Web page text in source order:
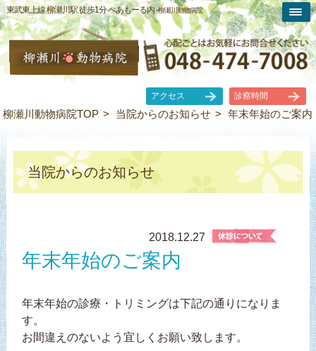
東武東上線 柳瀬川駅 徒歩1分 ぺあもーる内 -柳瀬川動物病院
アクセス 診察時間
柳瀬川動物病院TOP 当院からのお知らせ 年末年始のご案内
当院からのお知らせ
2018.12.27
年末年始のご案内
年末年始の診療・トリミングは下記の通りになりま
す。
お間違えのないよう宜しくお願い致します。